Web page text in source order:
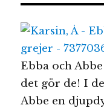
Ebba och
det gör de! I
Abbe en